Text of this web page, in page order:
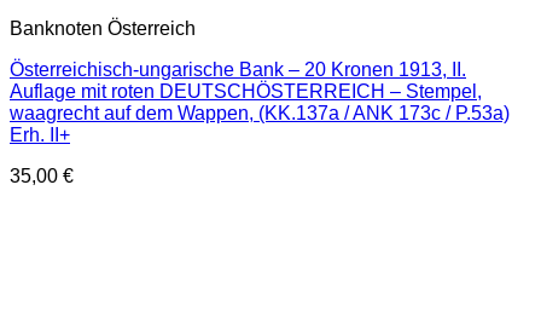
Banknoten Österreich
Österreichisch-ungarische Bank – 20 Kronen 1913, II.
Auflage mit roten DEUTSCHÖSTERREICH – Stempel,
waagrecht auf dem Wappen, (KK.137a / ANK 173c / P.53a)
Erh. II+
35,00 €